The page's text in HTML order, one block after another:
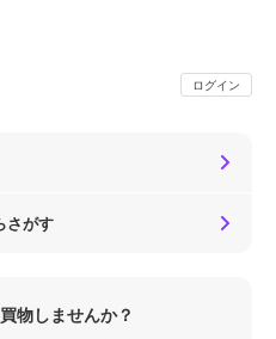
ログイン
さがす
物しませんか？